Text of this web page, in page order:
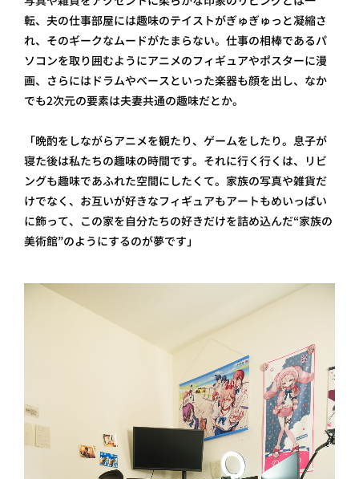
転、夫の仕事部屋には趣味のテイストがぎゅぎゅっと凝縮さ
れ、そのギークなムードがたまらない。仕事の相棒であるパ
ソコンを取り囲むようにアニメのフィギュアやポスターに漫
画、さらにはドラムやベースといった楽器も顔を出し、なか
でも2次元の要素は夫妻共通の趣味だとか。
「晩酌をしながらアニメを観たり、ゲームをしたり。息子が
寝た後は私たちの趣味の時間です。それに行く行くは、リビ
ングも趣味であふれた空間にしたくて。家族の写真や雑貨だ
けでなく、お互いが好きなフィギュアもアートもめいっぱい
に飾って、この家を自分たちの好きだけを詰め込んだ“家族の
美術館”のようにするのが夢です」